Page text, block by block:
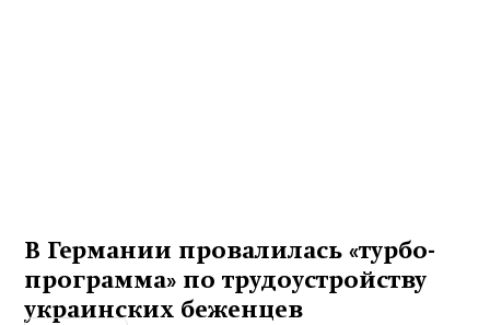
В Германии провалилась «турбо-
программа» по трудоустройству
украинских беженцев